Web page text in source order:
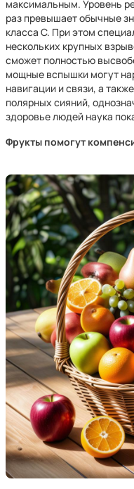
максимальным. Уровень
раз превышает обычные
класса C. При этом
нескольких крупных
сможет полностью
мощные вспышки могут
навигации и связи, а
полярных сияний,
здоровье людей наука
Фрукты помогут